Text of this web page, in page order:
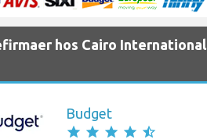
hos Cairo International
Budget
star star star star star_half